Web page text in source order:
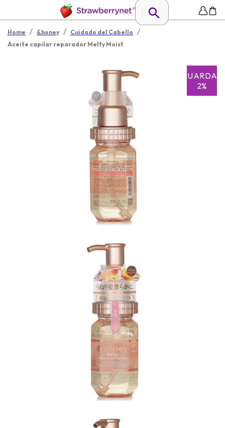
Home / &honey / Cuidado del Cabello /
Aceite capilar reparador Melty Moist
GUARDAR
2%